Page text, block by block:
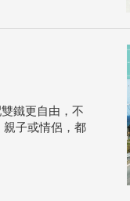
鐵更自由，不
子或情侶，都